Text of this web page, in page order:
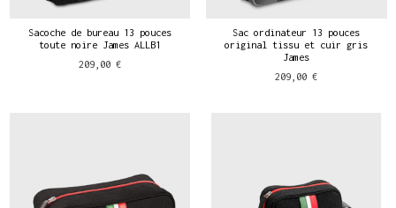
Sacoche de bureau 13 pouces
toute noire James ALLB1
209,00 €
Sac ordinateur 13 pouces
original tissu et cuir gris
James
209,00 €